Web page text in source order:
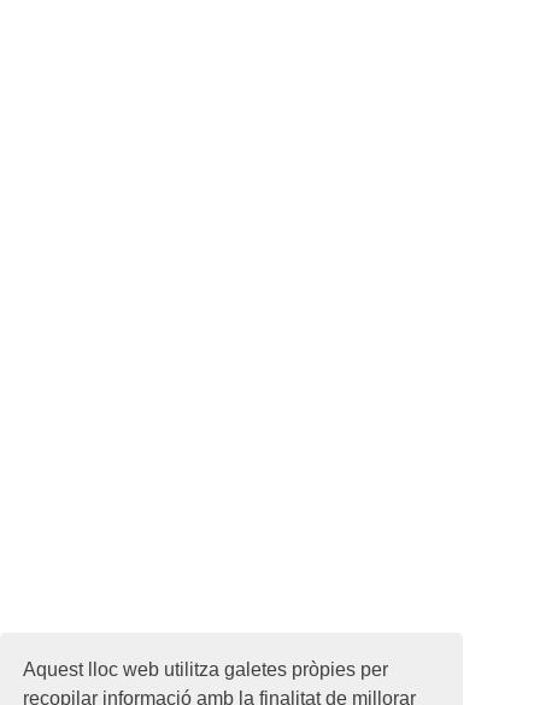
Aquest lloc web utilitza galetes pròpies per
recopilar informació amb la finalitat de millorar